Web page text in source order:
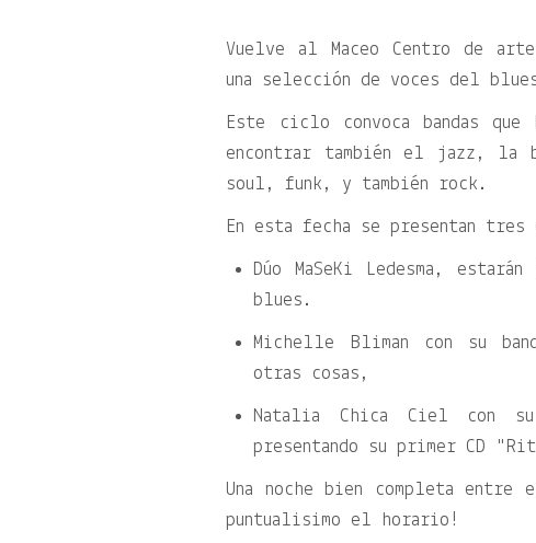
Vuelve al Maceo Centro de
una selección de voces del
Este ciclo convoca bandas que
encontrar también el jazz,
soul, funk, y también rock.
En esta fecha se presentan
Dúo MaSeKi Ledesma,
blues.
Michelle Bliman con su
otras cosas,
Natalia Chica Ciel con
presentando su primer CD
Una noche bien completa
puntualisimo el horario!